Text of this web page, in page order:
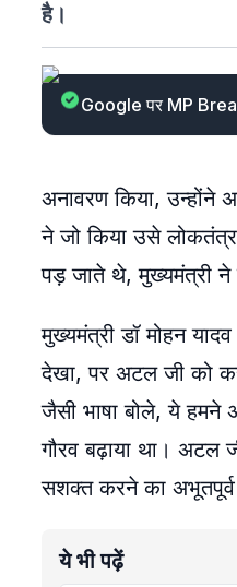
है।
Google पर MP
अनावरण किया, उन्होंने
ने जो किया उसे
पड़ जाते थे, मुख्यमंत्री
मुख्यमंत्री डॉ मोहन
देखा, पर अटल जी को
जैसी भाषा बोले, ये हमने
गौरव बढ़ाया था। अटल
सशक्त करने का अभूतपूर्व
ये भी पढ़ें